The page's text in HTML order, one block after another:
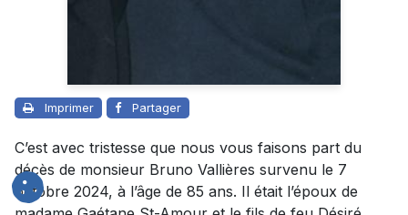
Imprimer Partager
C’est avec tristesse que nous vous faisons part du
décès de monsieur Bruno Vallières survenu le 7
octobre 2024, à l’âge de 85 ans. Il était l’époux de